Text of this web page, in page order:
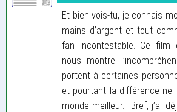
Et bien vois-tu, je connais
mains d’argent et tout
fan incontestable. Ce film
nous montre
portent à certaines
et pourtant la différence ne
monde meilleur... Bref, j’ai